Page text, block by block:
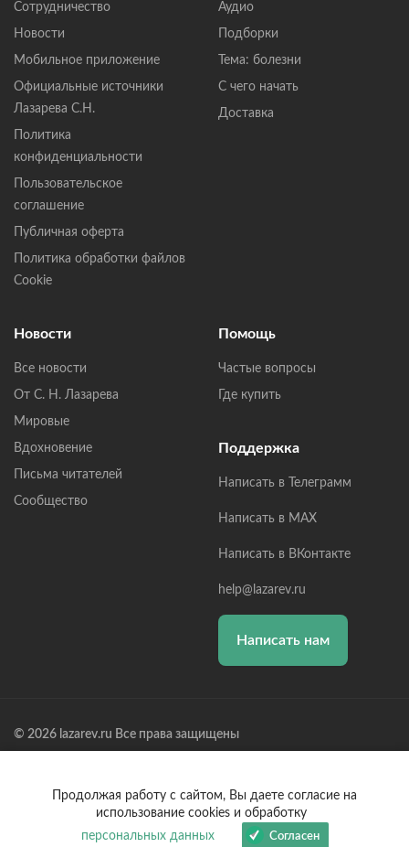
Сотрудничество
Новости
Мобильное приложение
Официальные источники
Лазарева С.Н.
Политика
конфиденциальности
Пользовательское
соглашение
Публичная оферта
Политика обработки файлов
Cookie
Аудио
Подборки
Тема: болезни
С чего начать
Доставка
Новости
Все новости
От С. Н. Лазарева
Мировые
Вдохновение
Письма читателей
Сообщество
Помощь
Частые вопросы
Где купить
Поддержка
Написать в Телеграмм
Написать в MAX
Написать в ВКонтакте
help@lazarev.ru
Написать нам
© 2026 lazarev.ru Все права защищены
Банк: ОАО "АЛЬФА-БАНК" БИК: 044525593, К/С:
30101810200000000593
Продолжая работу с сайтом, Вы даете согласие на
использование cookies и обработку
персональных данных
Согласен